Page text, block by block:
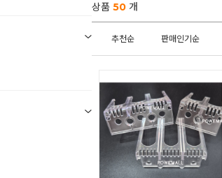
상품 50 개
추천순 판매인기순